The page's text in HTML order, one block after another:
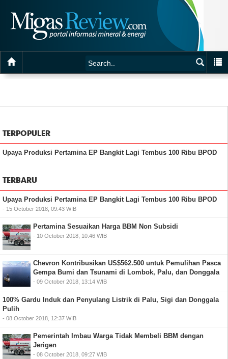
TERPOPULER
Upaya Produksi Pertamina EP Bangkit Lagi Tembus 100 Ribu BPOD
TERBARU
Upaya Produksi Pertamina EP Bangkit Lagi Tembus 100 Ribu BPOD
- 15 October 2018, 09:43 WIB
Pertamina Sesuaikan Harga BBM Non Subsidi
- 10 October 2018, 10:46 WIB
Chevron Kontribusikan US$562.500 untuk Pemulihan Pasca
Gempa Bumi dan Tsunami di Lombok, Palu, dan Donggala
- 09 October 2018, 13:14 WIB
100% Gardu Induk dan Penyulang Listrik di Palu, Sigi dan Donggala
Pulih
- 08 October 2018, 12:37 WIB
Pemerintah Imbau Warga Tidak Membeli BBM dengan
Jerigen
- 08 October 2018, 09:27 WIB